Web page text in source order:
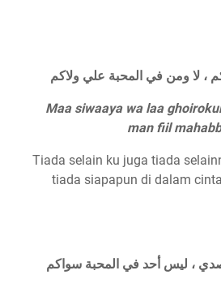
، لا ومن في المحبة علي ولاكم
Maa siwaaya wa laa
man fiil
Tiada selain ku juga tiada
tiada siapapun di dalam
، ليس أحد في المحبة سواكم